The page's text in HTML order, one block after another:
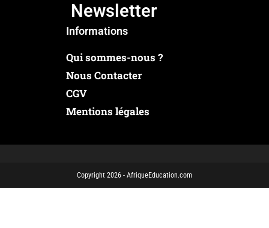
Newsletter
Informations
Qui sommes-nous ?
Nous Contacter
CGV
Mentions légales
Copyright 2026 - AfriqueEducation.com